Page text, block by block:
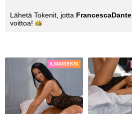
Lähetä Tokenit, jotta FrancescaDante
voittoa!
ILMAISEKSI